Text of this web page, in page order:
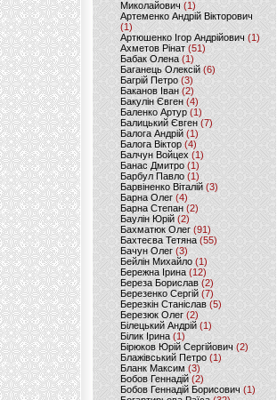
Миколайович(1)
Артеменко Андрій Вікторович
(1)
Артюшенко Ігор Андрійович(1)
Ахметов Рінат(51)
Бабак Олена(1)
Баганець Олексій(6)
Багрій Петро (3)
Баканов Іван(2)
Бакулін Євген (4)
Баленко Артур(1)
Балицький Євген(7)
Балога Андрій (1)
Балога Віктор (4)
Балчун Войцех (1)
Банас Дмитро (1)
Барбул Павло(1)
Барвіненко Віталій(3)
Барна Олег (4)
Барна Степан (2)
Баулін Юрій (2)
Бахматюк Олег (91)
Бахтеєва Тетяна(55)
Бачун Олег (3)
Бейлін Михайло (1)
Бережна Ірина(12)
Береза Борислав(2)
Березенко Сергій (7)
Березкін Станіслав (5)
Березюк Олег(2)
Білецький Андрій (1)
Білик Ірина (1)
Бірюков Юрій Сергійович (2)
Блажівський Петро (1)
Бланк Максим(3)
Бобов Геннадій (2)
Бобов Геннадій Борисович (1)